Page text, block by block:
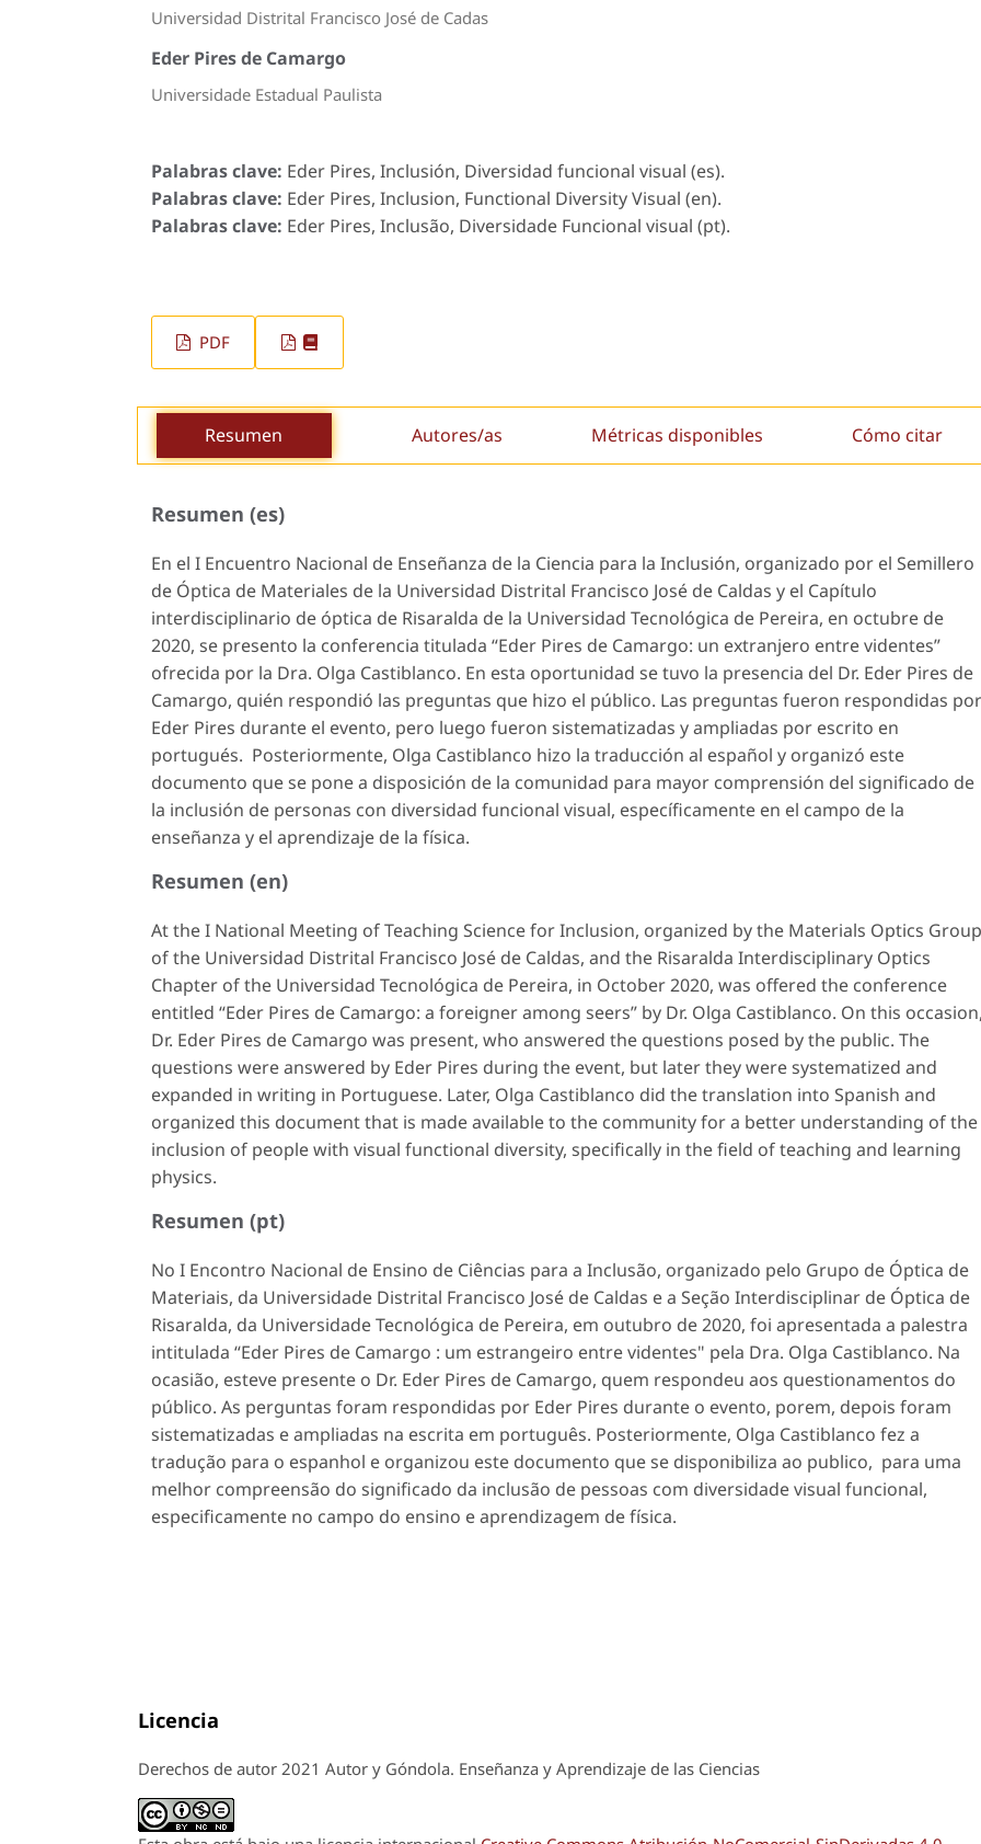
Universidad Distrital Francisco José de Cadas
Eder Pires de Camargo
Universidade Estadual Paulista
Palabras clave: Eder Pires, Inclusión, Diversidad funcional visual (es).
Palabras clave: Eder Pires, Inclusion, Functional Diversity Visual (en).
Palabras clave: Eder Pires, Inclusão, Diversidade Funcional visual (pt).
PDF
Resumen Autores/as Métricas disponibles Cómo citar
Resumen (es)
En el I Encuentro Nacional de Enseñanza de la Ciencia para la Inclusión, organizado por el Semillero
de Óptica de Materiales de la Universidad Distrital Francisco José de Caldas y el Capítulo
interdisciplinario de óptica de Risaralda de la Universidad Tecnológica de Pereira, en octubre de
2020, se presento la conferencia titulada “Eder Pires de Camargo: un extranjero entre videntes”
ofrecida por la Dra. Olga Castiblanco. En esta oportunidad se tuvo la presencia del Dr. Eder Pires de
Camargo, quién respondió las preguntas que hizo el público. Las preguntas fueron respondidas por
Eder Pires durante el evento, pero luego fueron sistematizadas y ampliadas por escrito en
portugués. Posteriormente, Olga Castiblanco hizo la traducción al español y organizó este
documento que se pone a disposición de la comunidad para mayor comprensión del significado de
la inclusión de personas con diversidad funcional visual, específicamente en el campo de la
enseñanza y el aprendizaje de la física.
Resumen (en)
At the I National Meeting of Teaching Science for Inclusion, organized by the Materials Optics Group
of the Universidad Distrital Francisco José de Caldas, and the Risaralda Interdisciplinary Optics
Chapter of the Universidad Tecnológica de Pereira, in October 2020, was offered the conference
entitled “Eder Pires de Camargo: a foreigner among seers” by Dr. Olga Castiblanco. On this
Dr. Eder Pires de Camargo was present, who answered the questions posed by the public. The
questions were answered by Eder Pires during the event, but later they were systematized and
expanded in writing in Portuguese. Later, Olga Castiblanco did the translation into Spanish and
organized this document that is made available to the community for a better understanding of the
inclusion of people with visual functional diversity, specifically in the field of teaching and learning
physics.
Resumen (pt)
No I Encontro Nacional de Ensino de Ciências para a Inclusão, organizado pelo Grupo de Óptica de
Materiais, da Universidade Distrital Francisco José de Caldas e a Seção Interdisciplinar de Óptica de
Risaralda, da Universidade Tecnológica de Pereira, em outubro de 2020, foi apresentada a palestra
intitulada “Eder Pires de Camargo : um estrangeiro entre videntes" pela Dra. Olga Castiblanco. Na
ocasião, esteve presente o Dr. Eder Pires de Camargo, quem respondeu aos questionamentos do
público. As perguntas foram respondidas por Eder Pires durante o evento, porem, depois foram
sistematizadas e ampliadas na escrita em português. Posteriormente, Olga Castiblanco fez a
tradução para o espanhol e organizou este documento que se disponibiliza ao publico, para uma
melhor compreensão do significado da inclusão de pessoas com diversidade visual funcional,
especificamente no campo do ensino e aprendizagem de física.
Licencia
Derechos de autor 2021 Autor y Góndola. Enseñanza y Aprendizaje de las Ciencias